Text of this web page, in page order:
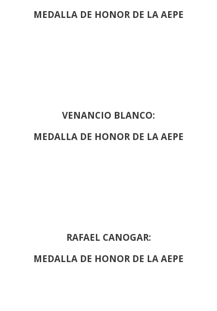
MEDALLA DE HONOR DE LA AEPE
VENANCIO BLANCO:
MEDALLA DE HONOR DE LA AEPE
RAFAEL CANOGAR:
MEDALLA DE HONOR DE LA AEPE